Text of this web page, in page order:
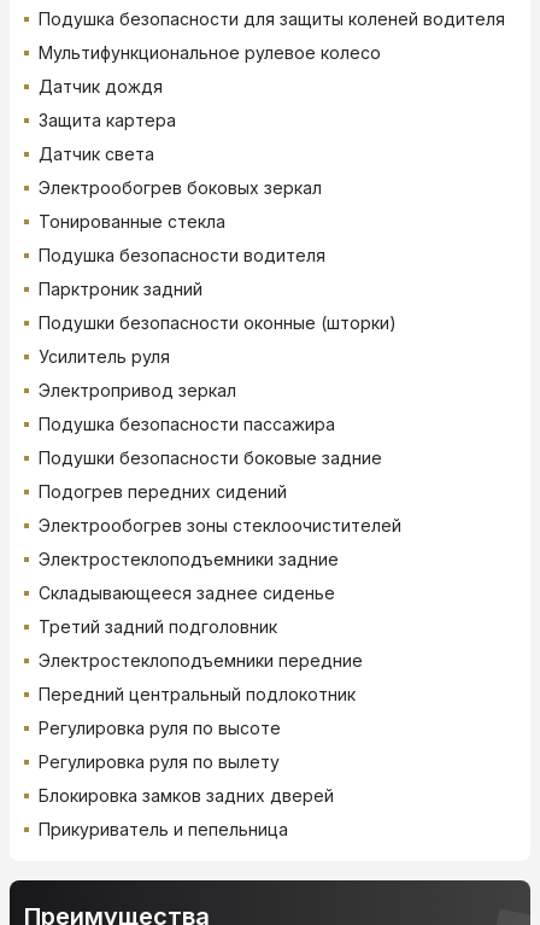
Подушка безопасности для защиты коленей водителя
Мультифункциональное рулевое колесо
Датчик дождя
Защита картера
Датчик света
Электрообогрев боковых зеркал
Тонированные стекла
Подушка безопасности водителя
Парктроник задний
Подушки безопасности оконные (шторки)
Усилитель руля
Электропривод зеркал
Подушка безопасности пассажира
Подушки безопасности боковые задние
Подогрев передних сидений
Электрообогрев зоны стеклоочистителей
Электростеклоподъемники задние
Складывающееся заднее сиденье
Третий задний подголовник
Электростеклоподъемники передние
Передний центральный подлокотник
Регулировка руля по высоте
Регулировка руля по вылету
Блокировка замков задних дверей
Прикуриватель и пепельница
Преимущества